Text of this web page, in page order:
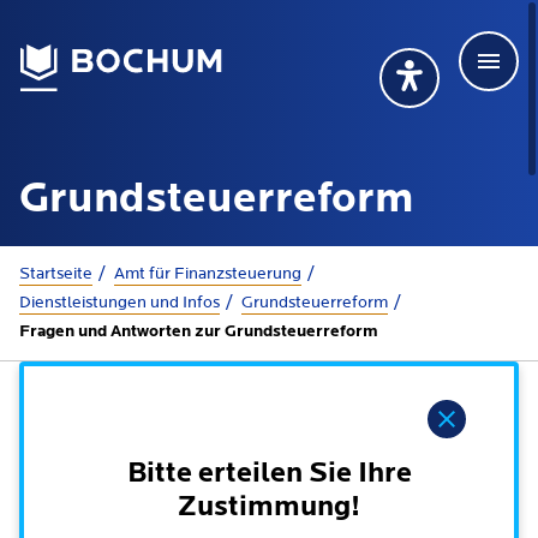
Übersetzung
Deutsch
Grundsteuerreform
Startseite
Amt für Finanzsteuerung
Dienstleistungen und Infos
Grundsteuerreform
Fragen und Antworten zur Grundsteuerreform
Bitte erteilen Sie Ihre
Zustimmung!
Übersetzung wählen (öffnet sich in Google
Deutsch
Online-Terminbuchung
Dienstleistungen nach Lebenslagen